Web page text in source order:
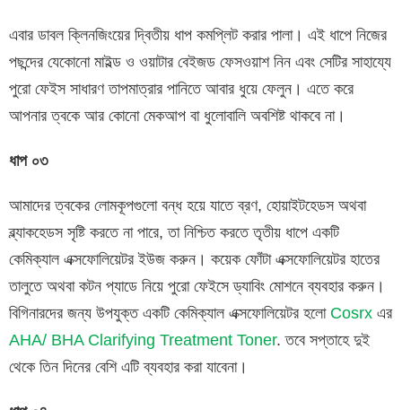
এবার ডাবল ক্লিনজিংয়ের দ্বিতীয় ধাপ কমপ্লিট করার পালা। এই ধাপে নিজের
পছন্দের যেকোনো মাইল্ড ও ওয়াটার বেইজড ফেসওয়াশ নিন এবং সেটির সাহায্যে
পুরো ফেইস সাধারণ তাপমাত্রার পানিতে আবার ধুয়ে ফেলুন। এতে করে
আপনার ত্বকে আর কোনো মেকআপ বা ধুলোবালি অবশিষ্ট থাকবে না।
ধাপ ০৩
আমাদের ত্বকের লোমকূপগুলো বন্ধ হয়ে যাতে ব্রণ, হোয়াইটহেডস অথবা
ব্ল্যাকহেডস সৃষ্টি করতে না পারে, তা নিশ্চিত করতে তৃতীয় ধাপে একটি
কেমিক্যাল এক্সফোলিয়েটর ইউজ করুন। কয়েক ফোঁটা এক্সফোলিয়েটর হাতের
তালুতে অথবা কটন প্যাডে নিয়ে পুরো ফেইসে ড্যাবিং মোশনে ব্যবহার করুন।
বিগিনারদের জন্য উপযুক্ত একটি কেমিক্যাল এক্সফোলিয়েটর হলো Cosrx এর
AHA/ BHA Clarifying Treatment Toner. তবে সপ্তাহে দুই
থেকে তিন দিনের বেশি এটি ব্যবহার করা যাবেনা।